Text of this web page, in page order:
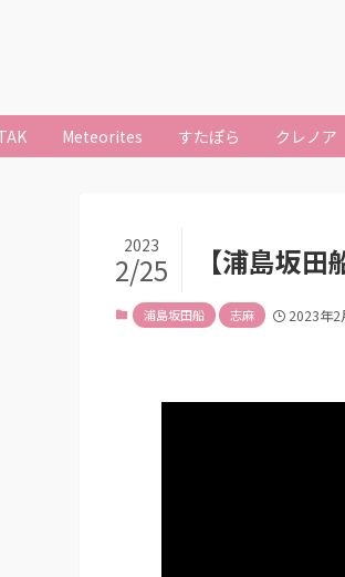
Meteorites すたぽら クレノア
【浦島坂
2023
2/25
浦島坂田船 志麻 2023年2